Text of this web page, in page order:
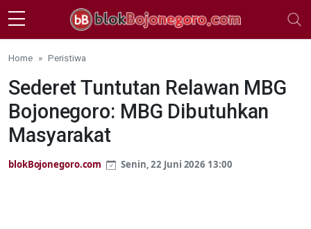
Skip to main content
Home Peristiwa
Sederet Tuntutan Relawan MBG
Bojonegoro: MBG Dibutuhkan
Masyarakat
blokBojonegoro.com Senin, 22 Juni 2026 13:00